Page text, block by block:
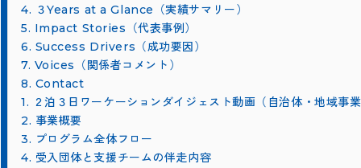
4. ３Years at a Glance（実績サマリー）
5. Impact Stories（代表事例）
6. Success Drivers（成功要因）
7. Voices（関係者コメント）
8. Contact
1. ２泊３日ワーケーションダイジェスト動画（自治体・地域事
2. 事業概要
3. プログラム全体フロー
4. 受入団体と支援チームの伴走内容